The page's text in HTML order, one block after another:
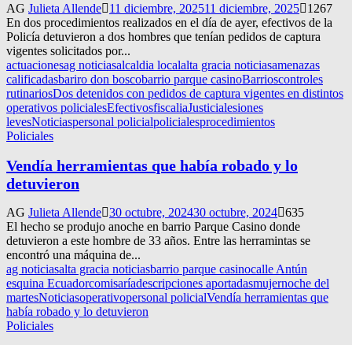
AG Julieta Allende 11 diciembre, 202511 diciembre, 2025
1267
En dos procedimientos realizados en el día de ayer, efectivos de la
Policía detuvieron a dos hombres que tenían pedidos de captura
vigentes solicitados por...
actuacionesag noticiasalcaldia localalta gracia noticiasamenazas
calificadasbariro don boscobarrio parque casinoBarrioscontroles
rutinariosDos detenidos con pedidos de captura vigentes en distintos
operativos policialesEfectivosfiscaliaJusticialesiones
levesNoticiaspersonal policialpolicialesprocedimientos
Policiales
Vendía herramientas que había robado y lo
detuvieron
AG Julieta Allende 30 octubre, 202430 octubre, 2024 635
El hecho se produjo anoche en barrio Parque Casino donde
detuvieron a este hombre de 33 años. Entre las herramintas se
encontró una máquina de...
ag noticiasalta gracia noticiasbarrio parque casinocalle Antún
esquina Ecuadorcomisaríadescripciones aportadasmujernoche del
martesNoticiasoperativopersonal policialVendía herramientas que
había robado y lo detuvieron
Policiales